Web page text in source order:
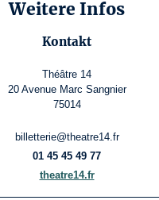
Weitere Infos
Kontakt
Théâtre 14
20 Avenue Marc Sangnier
75014
billetterie@theatre14.fr
01 45 45 49 77
theatre14.fr